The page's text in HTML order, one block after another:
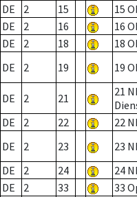
DE
2 15 15
DE
2 16 16
DE
2 18 18
DE
2 19 19
DE 2 21
21
DE
2 22 22
DE
2 23 23
DE
2 24 24
DE
2 33 33